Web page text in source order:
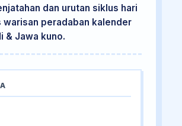
dan urutan siklus hari
warisan peradaban kalender
& Jawa kuno.